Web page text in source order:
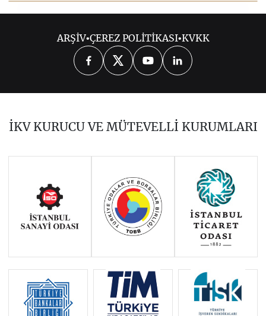
OCAK 2021ŞUBAT 2021MART 2021
NİSAN 2021MAYIS 2021
EKİM 2021KASIM 2021ARALIK 2021
ARŞİV•ÇEREZ POLİTİKASI•KVKK
İKV KURUCU VE MÜTEVELLİ KURUMLARI